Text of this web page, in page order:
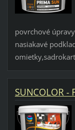
povrchové
nasiakavé
SUNCOLOR -